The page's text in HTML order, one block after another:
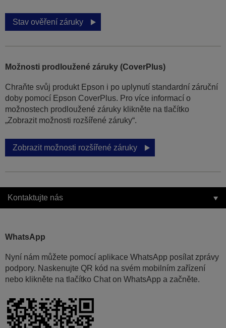
Stav ověření záruky
Možnosti prodloužené záruky (CoverPlus)
Chraňte svůj produkt Epson i po uplynutí standardní záruční
doby pomocí Epson CoverPlus. Pro více informací o
možnostech prodloužené záruky klikněte na tlačítko
„Zobrazit možnosti rozšířené záruky“.
Zobrazit možnosti rozšířené záruky
Kontaktujte nás
WhatsApp
Nyní nám můžete pomocí aplikace WhatsApp posílat zprávy
podpory. Naskenujte QR kód na svém mobilním zařízení
nebo klikněte na tlačítko Chat on WhatsApp a začněte.